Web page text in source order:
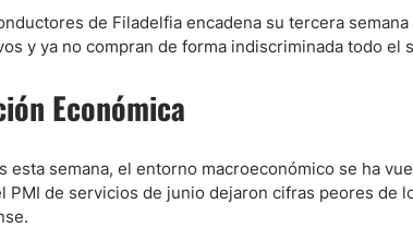
de Filadelfia encadena su tercera
y ya no compran de forma indiscriminada todo el
Económica
esta semana, el entorno macroeconómico se ha
PMI de servicios de junio dejaron cifras peores de